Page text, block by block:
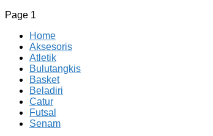
Page 1
Home
Aksesoris
Atletik
Bulutangkis
Basket
Beladiri
Catur
Futsal
Senam